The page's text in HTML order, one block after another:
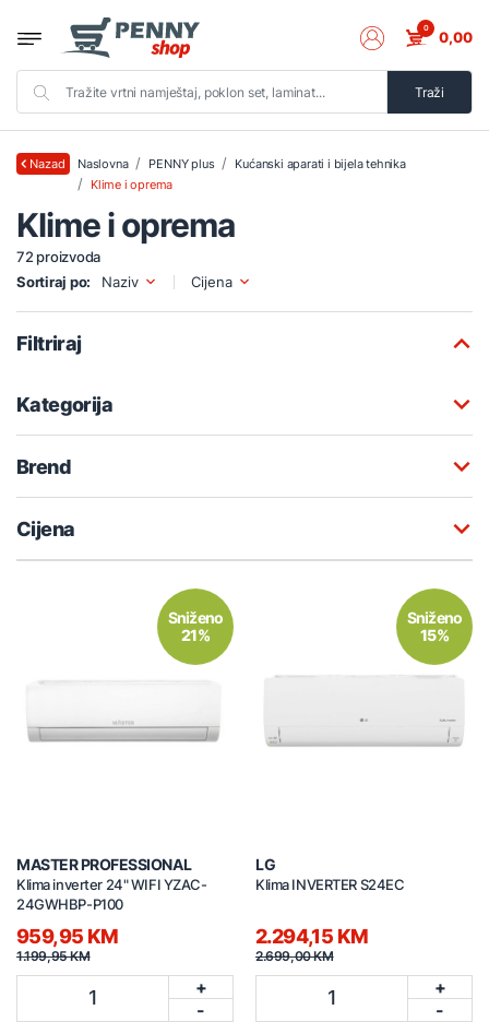
Traži
0 0,00
Nazad Naslovna PENNY plus
Kućanski aparati i bijela tehnika
Klime i oprema
Klime i oprema
72 proizvoda
Sortiraj po:
Naziv Cijena
Filtriraj
Kategorija
Brend
Cijena
Sniženo
21%
MASTER PROFESSIONAL
Klima inverter 24" WIFI YZAC-
24GWHBP-P100
959,95 KM
1.199,95 KM
1
+
-
Sniženo
15%
LG
Klima INVERTER S24EC
2.294,15 KM
2.699,00 KM
1
+
-